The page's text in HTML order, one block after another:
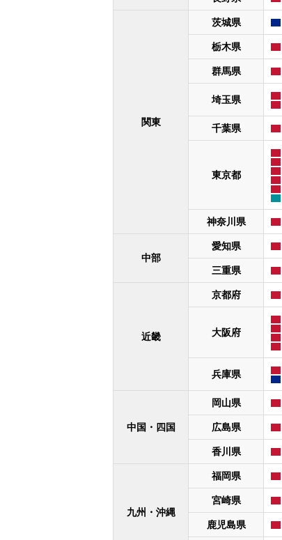
関東
茨城県
栃木県
群馬県
埼玉県
千葉県
東京都
神奈川県
中部
愛知県
三重県
近畿
京都府
大阪府
兵庫県
中国・四国
岡山県
広島県
香川県
九州・沖縄
福岡県
宮崎県
鹿児島県